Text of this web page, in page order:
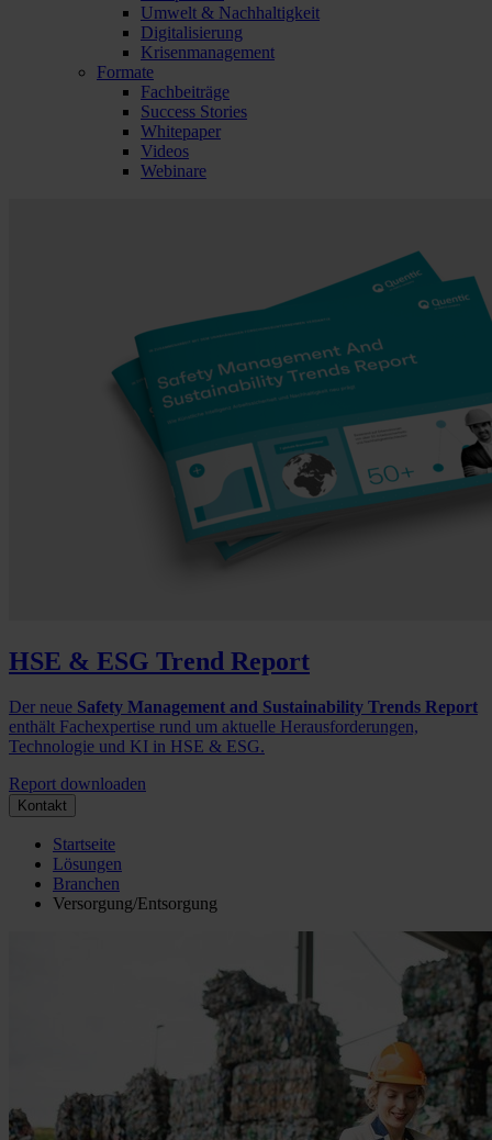
Umwelt & Nachhaltigkeit
Digitalisierung
Krisenmanagement
Formate
Fachbeiträge
Success Stories
Whitepaper
Videos
Webinare
HSE & ESG Trend Report
Der neue Safety Management and Sustainability Trends Report
enthält Fachexpertise rund um aktuelle Herausforderungen,
Technologie und KI in HSE & ESG.
Report downloaden
Kontakt
Startseite
Lösungen
Branchen
Versorgung/Entsorgung